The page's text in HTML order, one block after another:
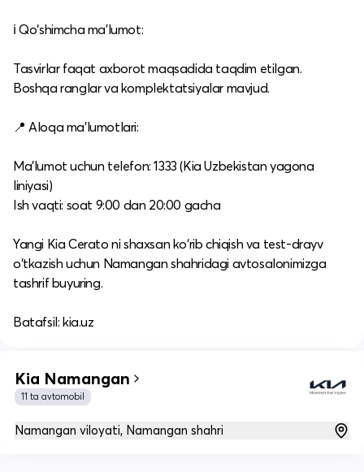
ℹ️ Qo‘shimcha ma’lumot:
Tasvirlar faqat axborot maqsadida taqdim etilgan.
Boshqa ranglar va komplektatsiyalar mavjud.​
📍 Aloqa ma’lumotlari:
Ma’lumot uchun telefon: 1333 (Kia Uzbekistan yagona
liniyasi)
Ish vaqti: soat 9:00 dan 20:00 gacha​
Yangi Kia Cerato ni shaxsan ko‘rib chiqish va test-drayv
o‘tkazish uchun Namangan shahridagi avtosalonimizga
tashrif buyuring.​
Batafsil: kia.uz
Kia Namangan
11 ta avtomobil
Namangan viloyati, Namangan shahri